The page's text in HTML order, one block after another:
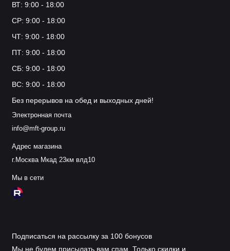
ВТ: 9:00 - 18:00
СР: 9:00 - 18:00
ЧТ: 9:00 - 18:00
ПТ: 9:00 - 18:00
СБ: 9:00 - 18:00
ВС: 9:00 - 18:00
Без перерывов на обед и выходных дней!
Электронная почта
info@mft-group.ru
Адрес магазина
г.Москва Мкад 23км влд10
Мы в сети
Подписаться на рассылку за 100 бонусов
Мы не будем присылать вам спам. Только скидки и